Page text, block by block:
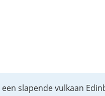
slapende vulkaan